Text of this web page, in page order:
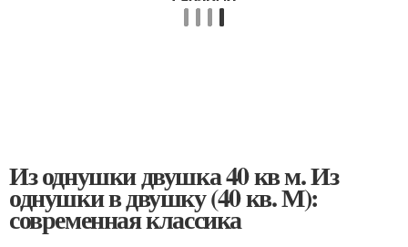
Из однушки двушка 40 кв м. Из
однушки в двушку (40 кв. М):
современная классика